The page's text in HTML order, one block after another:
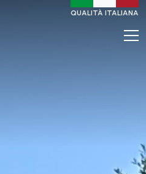
QUALITÀ ITALIANA